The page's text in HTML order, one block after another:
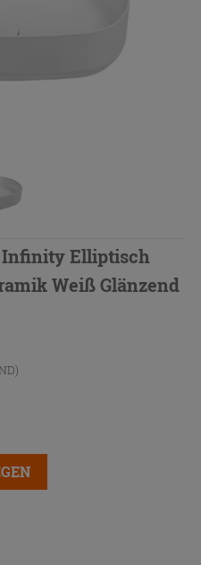
Infinity Elliptisch
Weiß Glänzend
)